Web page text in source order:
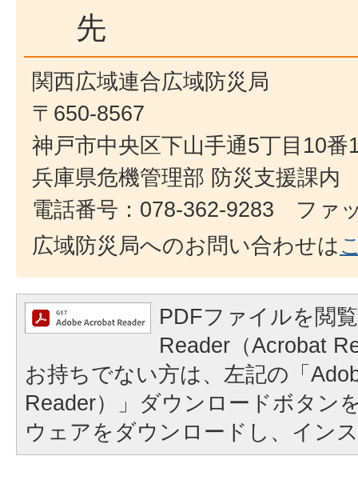
先
関西広域連合広域防災局
〒650-8567
神戸市中央区下山手通5丁目10番
兵庫県危機管理部 防災支援課内
電話番号：078-362-9283 ファ
広域防災局へのお問い合わせは
PDFファイルを閲
Reader（Acrobat
お持ちでない方は、左記の「
Reader）」ダウンロードボタン
ウェアをダウンロードし、イン